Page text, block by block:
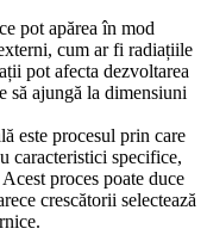
pot apărea în mod
cum ar fi radiațiile
pot afecta dezvoltarea
să ajungă la dimensiuni
este procesul prin care
caracteristici specifice,
proces poate duce
crescătorii selectează